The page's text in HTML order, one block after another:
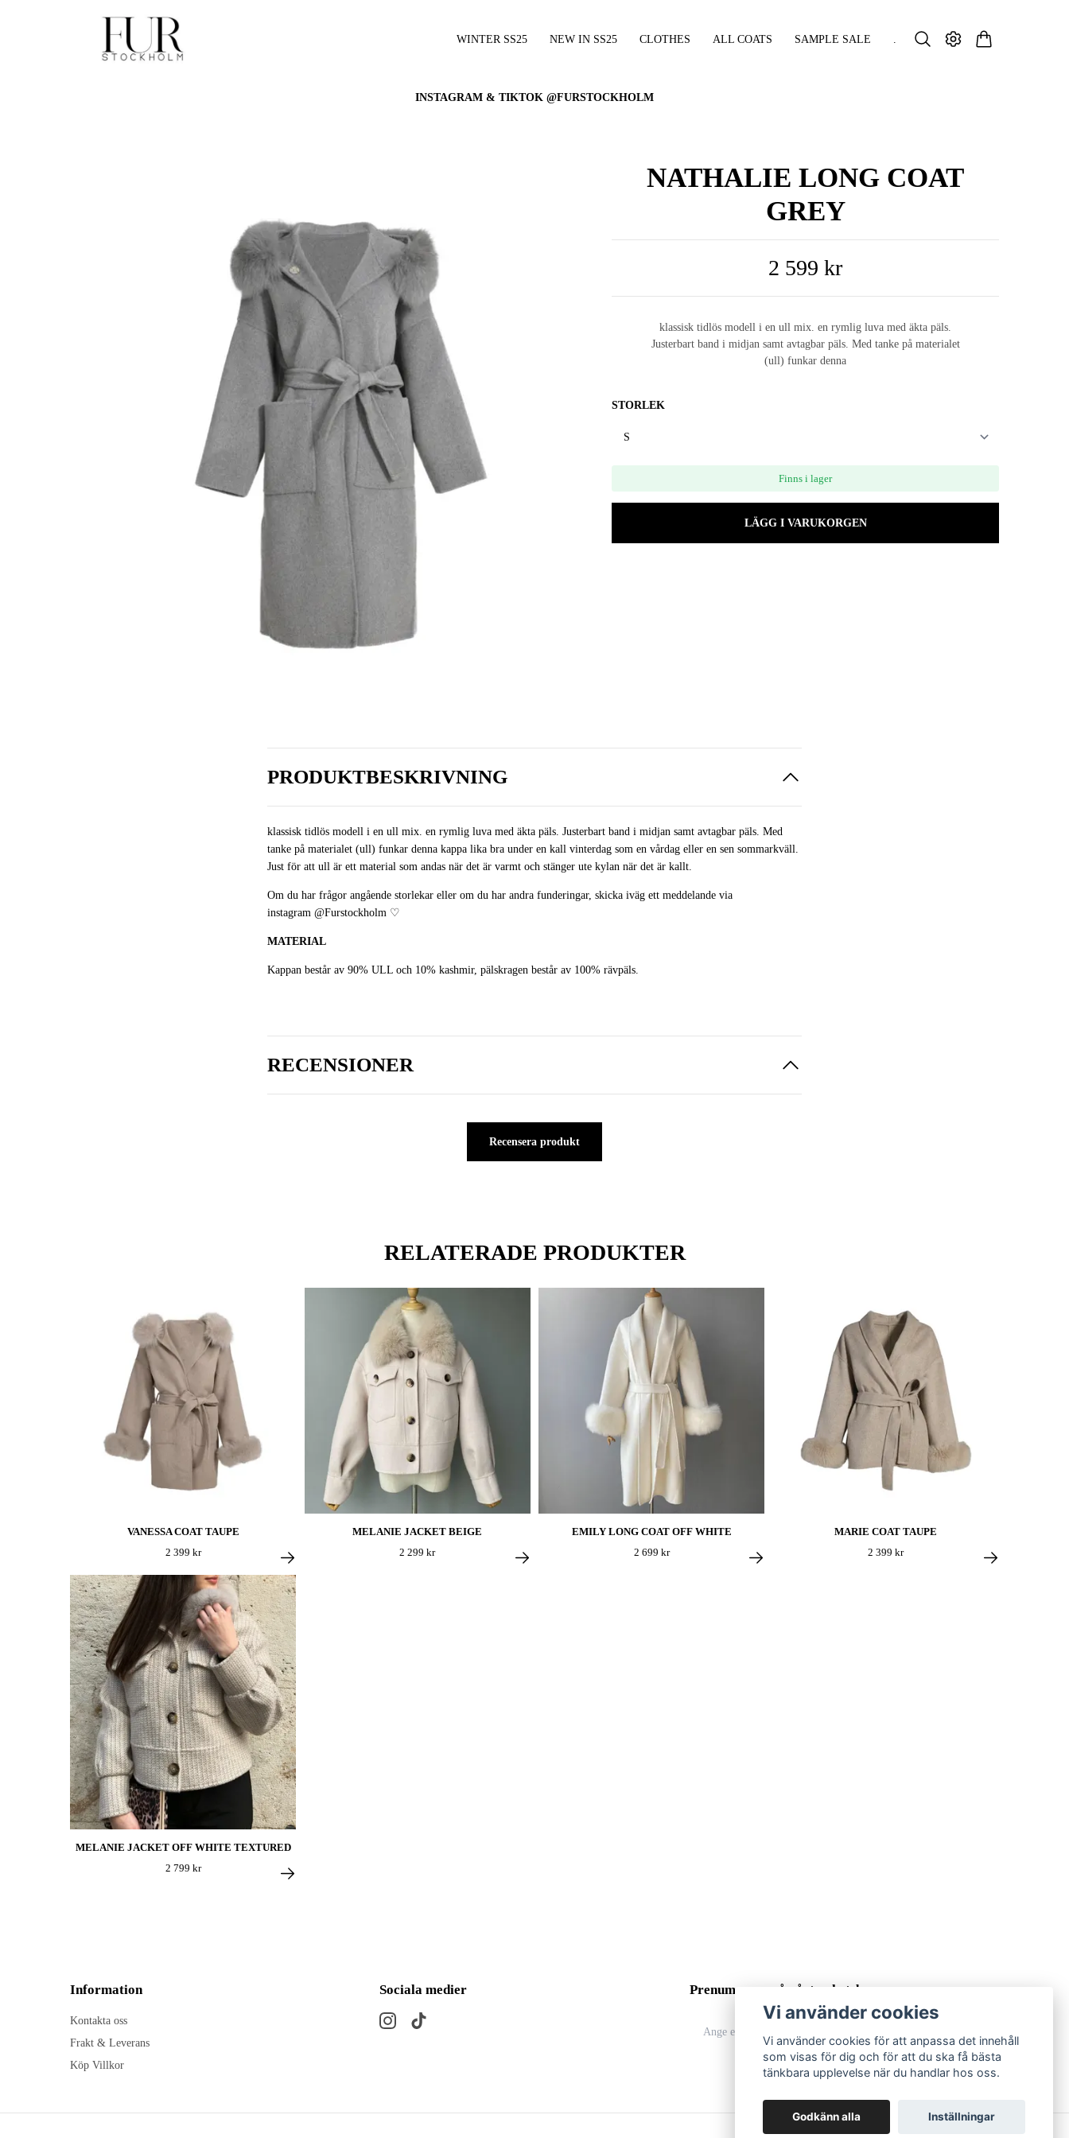
WINTER SS25 NEW IN SS25 CLOTHES ALL COATS SAMPLE SALE
INSTAGRAM & TIKTOK @FURSTOCKHOLM
NATHALIE LONG COAT
GREY
2 599 kr
klassisk tidlös modell i en ull mix. en rymlig luva med äkta päls.
Justerbart band i midjan samt avtagbar päls. Med tanke på materialet
(ull) funkar denna
STORLEK
Finns i lager
LÄGG I VARUKORGEN
PRODUKTBESKRIVNING
klassisk tidlös modell i en ull mix. en rymlig luva med äkta päls. Justerbart band i midjan samt avtagbar päls. Med
tanke på materialet (ull) funkar denna kappa lika bra under en kall vinterdag som en vårdag eller en sen sommarkväll.
Just för att ull är ett material som andas när det är varmt och stänger ute kylan när det är kallt.
Om du har frågor angående storlekar eller om du har andra funderingar, skicka iväg ett meddelande via
instagram @Furstockholm ♡
MATERIAL
Kappan består av 90% ULL och 10% kashmir, pälskragen består av 100% rävpäls.
RECENSIONER
Recensera produkt
RELATERADE PRODUKTER
VANESSA COAT TAUPE
2 399 kr
MELANIE JACKET BEIGE
2 299 kr
EMILY LONG COAT OFF WHITE
2 699 kr
MARIE COAT TAUPE
2 399 kr
MELANIE JACKET OFF WHITE TEXTURED
2 799 kr
Information
Kontakta oss
Frakt & Leverans
Köp Villkor
Sociala medier Prenumerera på vårt nyhetsbrev
Vi använder cookies
Vi använder cookies för att anpassa det innehåll
som visas för dig och för att du ska få bästa
tänkbara upplevelse när du handlar hos oss.
Godkänn alla Inställningar